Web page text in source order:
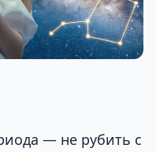
— не рубить с